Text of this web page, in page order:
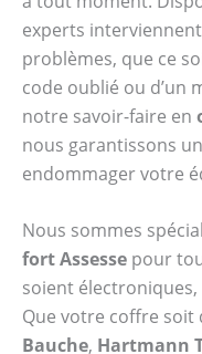
experts
problèmes, que ce
code oublié ou d’un
notre savoir-faire en
nous garantissons
endommager votre
Nous sommes
fort Assesse pour
soient
Que votre coffre soit
Bauche, Hartmann